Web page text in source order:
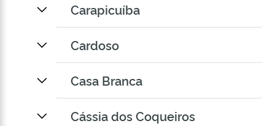
Carapicuíba
Cardoso
Casa Branca
Cássia dos Coqueiros